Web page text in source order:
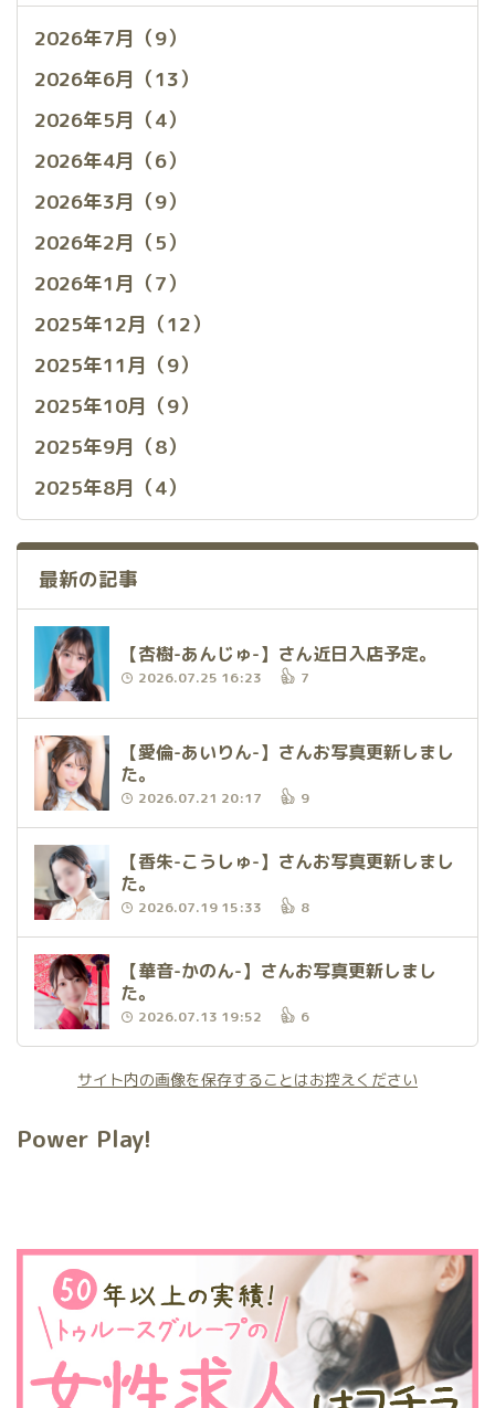
2026年7月（9）
2026年6月（13）
2026年5月（4）
2026年4月（6）
2026年3月（9）
2026年2月（5）
2026年1月（7）
2025年12月（12）
2025年11月（9）
2025年10月（9）
2025年9月（8）
2025年8月（4）
最新の記事
【杏樹-あんじゅ-】さん近日入店予定。
2026.07.25 16:23 7
【愛倫-あいりん-】さんお写真更新しまし
た。
2026.07.21 20:17 9
【香朱-こうしゅ-】さんお写真更新しまし
た。
2026.07.19 15:33 8
【華音-かのん-】さんお写真更新しまし
た。
2026.07.13 19:52 6
サイト内の画像を保存することはお控えください
Power Play!